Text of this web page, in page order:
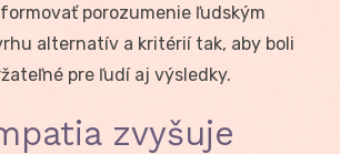
porozumenie ľudským
alternatív a kritérií tak, aby boli
pre ľudí aj výsledky.
zvyšuje